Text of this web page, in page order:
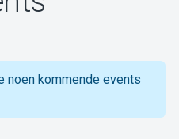
noen kommende events